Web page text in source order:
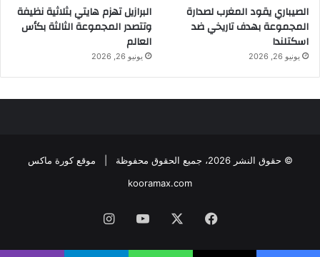
الصيباري يقود المغرب لصدارة
المجموعة بهدف تاريخي ضد
اسكتلندا
يونيو 26, 2026
البرازيل تهزم هايتي بثلاثية نظيفة
وتتصدر المجموعة الثالثة بكأس
العالم
يونيو 26, 2026
© حقوق النشر 2026، جميع الحقوق محفوظة |
موقع كورة ماكس
kooramax.com
فيسبوك يوتيوب